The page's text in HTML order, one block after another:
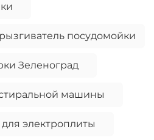
посудомойки
Зеленоград
машины
электроплиты